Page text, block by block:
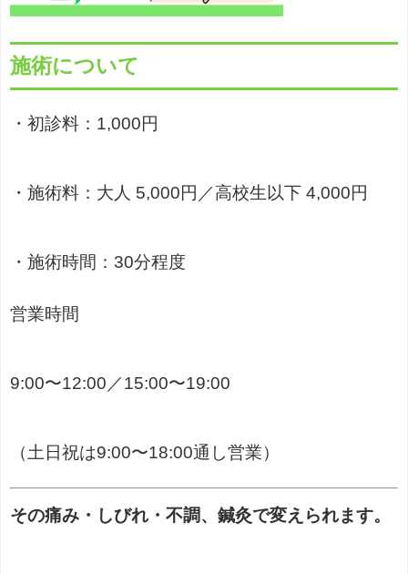
施術について
・初診料：1,000円
・施術料：大人 5,000円／高校生以下 4,000円
・施術時間：30分程度
営業時間
9:00〜12:00／15:00〜19:00
（土日祝は9:00〜18:00通し営業）
その痛み・しびれ・不調、鍼灸で変えられます。